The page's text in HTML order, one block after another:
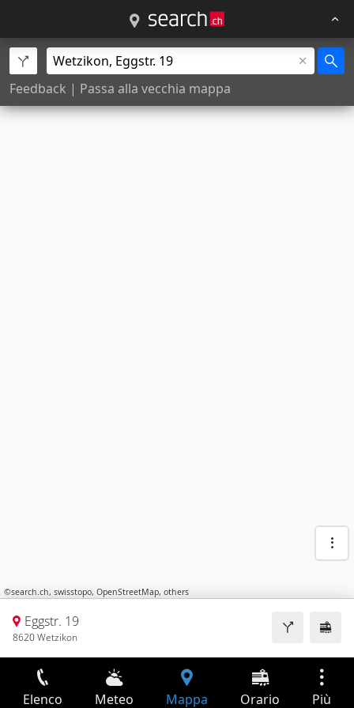
Feedback | Passa alla vecchia mappa
©search.ch, swisstopo, OpenStreetMap, others
Eggstr. 19
8620 Wetzikon
Elenco Meteo Mappa Orario Più